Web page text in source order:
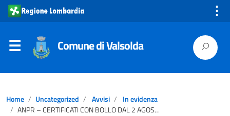
⋮
Comune di Valsolda
Home Uncategorized Avvisi
In evidenza
ANPR – CERTIFICATI CON BOLLO DAL 2 AGOSTO SONO SCARICABILI ON LINE